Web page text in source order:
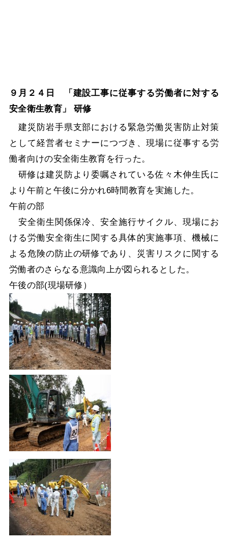
９月２４日 「建設工事に従事する労働者に対する
安全衛生教育」
研修
建災防岩手県支部における緊急労働災害防止対策
として経営者セミナーにつづき、現場に従事する労
働者向けの安全衛生教育を行った。
研修は建災防より委嘱されている佐々木伸生氏に
より午前と午後に分かれ6時間教育を実施した。
午前の部
安全衛生関係保冷、安全施行サイクル、現場にお
ける労働安全衛生に関する具体的実施事項、機械に
よる危険の防止の研修であり、災害リスクに関する
労働者のさらなる意識向上が図られるとした。
午後の部(現場研修）